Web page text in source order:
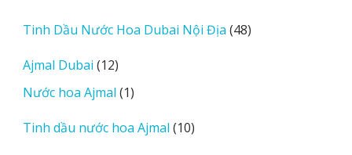
d
Tinh Dầu Nước Hoa Dubai Nội Địa 4848
Ajmal Dubai 1212
sản
phẩm
Nước hoa Ajmal 11
phẩm
Tinh dầu nước hoa Ajmal 1010